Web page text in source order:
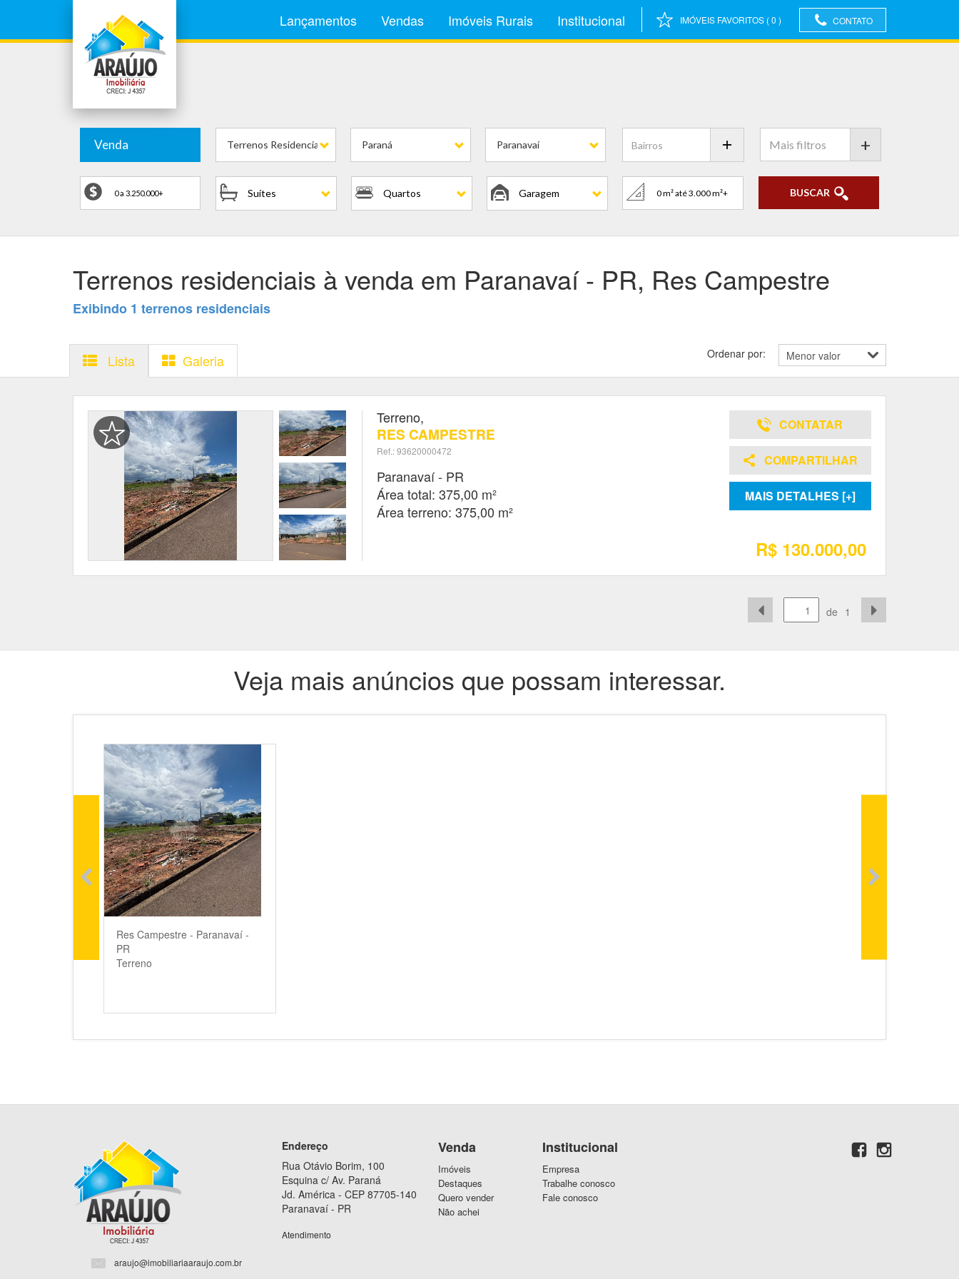
Lançamentos Vendas Imóveis Rurais Institucional IMÓVEIS FAVORITOS (0 ) CONTATO
Venda Terrenos Residenciais Paraná Paranavaí
Suítes Quartos Garagem
+
BUSCAR
Terrenos residenciais à venda em Paranavaí - PR, Res Campestre
Exibindo 1 terrenos residenciais
Lista Galeria Ordenar por:
Terreno,
RES CAMPESTRE
Ref.: 93620000472
Paranavaí - PR
Área total: 375,00 m²
Área terreno: 375,00 m²
CONTATAR
COMPARTILHAR
MAIS DETALHES [+]
R$ 130.000,00
de 1
Veja mais anúncios que possam interessar.
Res Campestre - Paranavaí -
PR
Terreno
araujo@imobiliariaaraujo.com.br
Endereço
Rua Otávio Borim, 100
Esquina c/ Av. Paraná
Jd. América - CEP 87705-140
Paranavaí - PR
Atendimento
Venda
Imóveis
Destaques
Quero vender
Não achei
Institucional
Empresa
Trabalhe conosco
Fale conosco